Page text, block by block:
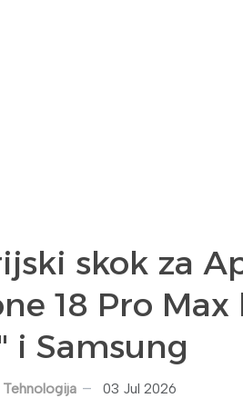
skok za
18 Pro
i Samsung
Tehnologija 03 Jul 2026